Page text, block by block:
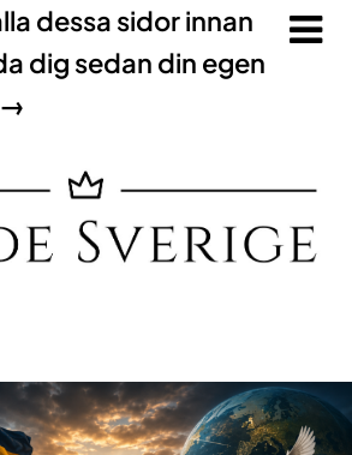
dessa sidor innan
dig sedan din egen